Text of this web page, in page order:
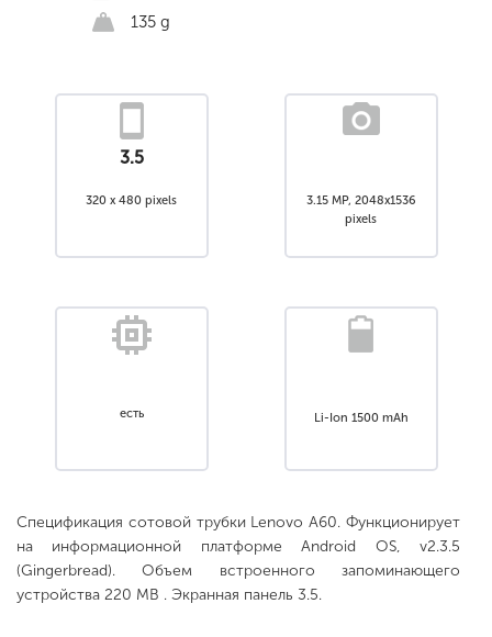
135 g
3.5
320 x 480 pixels
3.15 MP, 2048x1536
pixels
есть Li-Ion 1500 mAh
Спецификация сотовой трубки Lenovo A60. Функционирует
на информационной платформе Android OS, v2.3.5
(Gingerbread). Объем встроенного запоминающего
устройства 220 MB . Экранная панель 3.5.